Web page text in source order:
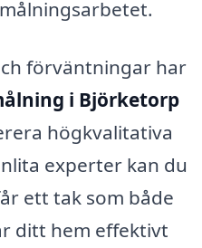
förväntningar har
i Björketorp
högkvalitativa
experter kan du
ett tak som både
ditt hem effektivt